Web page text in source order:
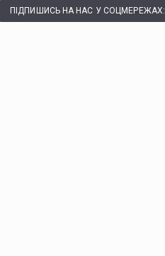
ПІДПИШИСЬ НА НАС У СОЦМЕРЕЖАХ: